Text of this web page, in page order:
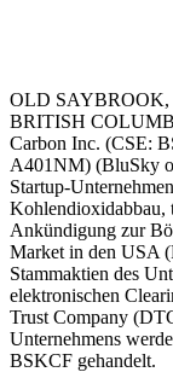
OLD
BRITISH
Carbon Inc. (CSE:
A401NM) (BluSky
Startup-
Kohlendioxidabbau,
Ankündigung zur
Market in den USA
Stammaktien des
elektronischen
Trust Company
Unternehmens
BSKCF gehandelt.